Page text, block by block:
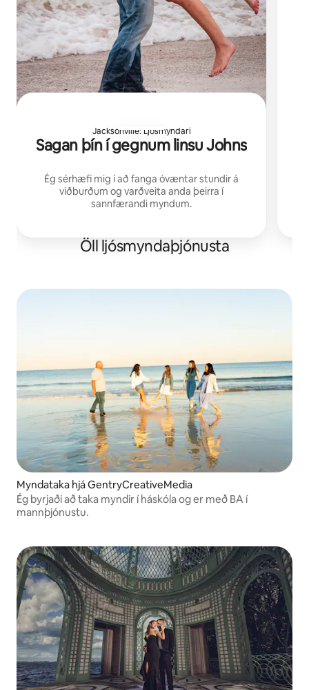
Jacksonville: Ljósmyndari
Sagan þín í gegnum linsu Johns
Ég sérhæfi mig í að fanga óvæntar stundir á
viðburðum og varðveita anda þeirra í
sannfærandi myndum.
Öll ljósmyndaþjónusta
Myndataka hjá GentryCreativeMedia
Ég byrjaði að taka myndir í háskóla og er með BA í
mannþjónustu.